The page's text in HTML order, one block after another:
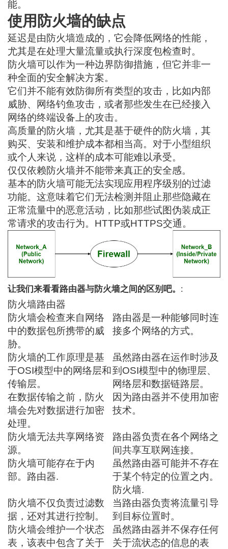
能。
使用防火墙的缺点
延迟是由防火墙造成的，它会降低网络的性能，
尤其是在处理大量流量或执行深度包检查时。
防火墙可以作为一种边界防御措施，但它并非一
种全面的安全解决方案。
它们并不能有效防御所有类型的攻击，比如内部
威胁、网络钓鱼攻击，或者那些发生在已经接入
网络的终端设备上的攻击。
高质量的防火墙，尤其是基于硬件的防火墙，其
购买、安装和维护成本都相当高。对于小型组织
或个人来说，这样的成本可能难以承受。
仅仅依赖防火墙并不能带来真正的安全感。
基本的防火墙可能无法实现应用程序级别的过滤
功能。这意味着它们无法检测并阻止那些隐藏在
正常流量中的恶意活动，比如那些试图伪装成正
常请求的攻击行为。 HTTP或HTTPS交通。
让我们来看看路由器与防火墙之间的区别吧。 :
防火墙路由器
防火墙会检查来自网络
中的数据包所携带的威
胁。
路由器是一种能够同时连
接多个网络的方式。
防火墙的工作原理是基
于OSI模型中的网络层和
传输层。
虽然路由器在运作时涉及
到OSI模型中的物理层、
网络层和数据链路层。
在数据传输之前，防火
墙会先对数据进行加密
处理。
因为路由器并不使用加密
技术。
防火墙无法共享网络资
源。
路由器负责在各个网络之
间共享互联网连接。
防火墙可能存在于内
部。 路由器.
虽然路由器可能并不存在
于某个特定的位置之内。
防火墙.
防火墙不仅负责过滤数
据，还对其进行控制。
当路由器负责将流量引导
到目标位置时。
防火墙会维护一个状态
表，该表中包含了关于
虽然路由器并不保存任何
关于流状态的信息的表